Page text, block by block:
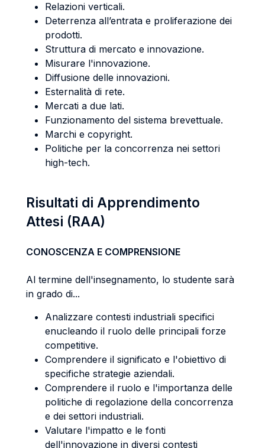
Relazioni verticali.
Deterrenza all’entrata e proliferazione dei
prodotti.
Struttura di mercato e innovazione.
Misurare l'innovazione.
Diffusione delle innovazioni.
Esternalità di rete.
Mercati a due lati.
Funzionamento del sistema brevettuale.
Marchi e copyright.
Politiche per la concorrenza nei settori
high-tech.
Risultati di Apprendimento
Attesi (RAA)
CONOSCENZA E COMPRENSIONE
Al termine dell'insegnamento, lo studente sarà
in grado di...
Analizzare contesti industriali specifici
enucleando il ruolo delle principali forze
competitive.
Comprendere il significato e l'obiettivo di
specifiche strategie aziendali.
Comprendere il ruolo e l'importanza delle
politiche di regolazione della concorrenza
e dei settori industriali.
Valutare l'impatto e le fonti
dell'innovazione in diversi contesti